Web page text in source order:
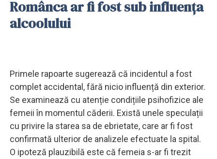
Românca ar fi fost sub influența
alcoolului
Primele rapoarte sugerează că incidentul a fost
complet accidental, fără nicio influență din exterior.
Se examinează cu atenție condițiile psihofizice ale
femeii în momentul căderii. Există unele speculații
cu privire la starea sa de ebrietate, care ar fi fost
confirmată ulterior de analizele efectuate la spital.
O ipoteză plauzibilă este că femeia s-ar fi trezit